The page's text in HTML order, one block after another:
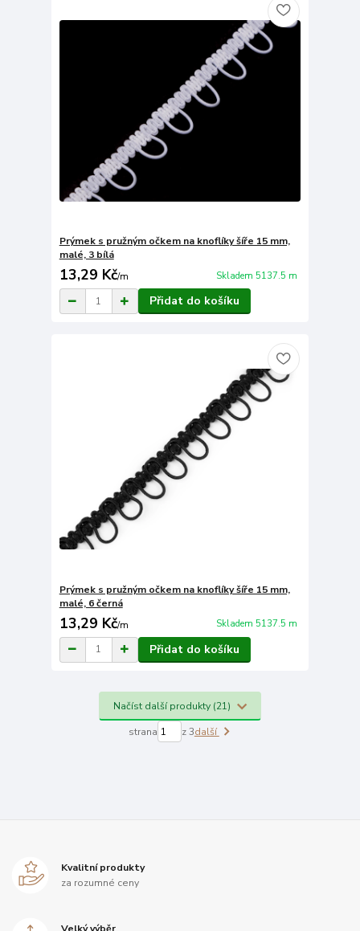
Prýmek s pružným očkem na knoflíky šíře 15 mm,
malé, 3 bílá
13,29 Kč/m Skladem 5137.5 m
Přidat do košíku
Prýmek s pružným očkem na knoflíky šíře 15 mm,
malé, 6 černá
13,29 Kč/m Skladem 5137.5 m
Přidat do košíku
Načíst další produkty (21)
strana z 3další
Kvalitní produkty
za rozumné ceny